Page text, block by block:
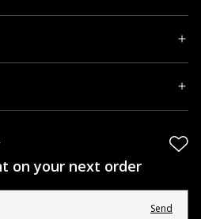
on your next order
Send